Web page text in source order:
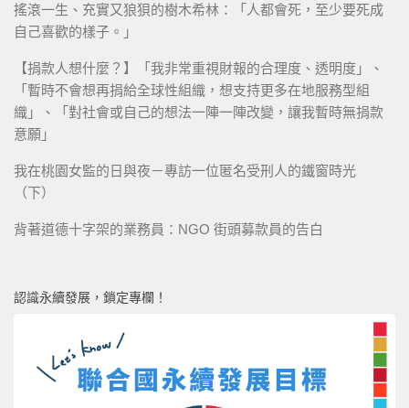
搖滾一生、充實又狼狽的樹木希林：「人都會死，至少要死成
自己喜歡的樣子。」
【捐款人想什麼？】「我非常重視財報的合理度、透明度」、
「暫時不會想再捐給全球性組織，想支持更多在地服務型組
織」、「對社會或自己的想法一陣一陣改變，讓我暫時無捐款
意願」
我在桃園女監的日與夜－專訪一位匿名受刑人的鐵窗時光
（下）
背著道德十字架的業務員：NGO 街頭募款員的告白
認識永續發展，鎖定專欄！